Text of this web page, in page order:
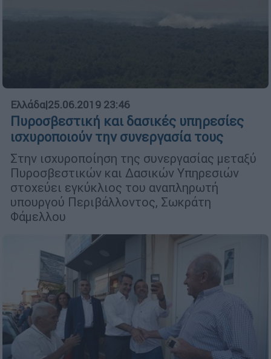
Ελλάδα|25.06.2019 23:46
Πυροσβεστική και δασικές υπηρεσίες
ισχυροποιούν την συνεργασία τους
Στην ισχυροποίηση της συνεργασίας μεταξύ
Πυροσβεστικών και Δασικών Υπηρεσιών
στοχεύει εγκύκλιος του αναπληρωτή
υπουργού Περιβάλλοντος, Σωκράτη
Φάμελλου